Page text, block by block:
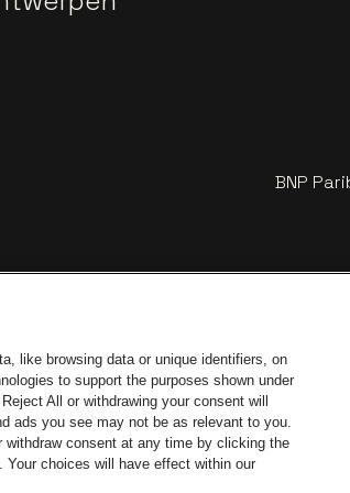
BNP
de website van JupilerGa naar de
like browsing data or unique identifiers, on
to support the purposes shown under
All or withdrawing your consent will
ads you see may not be as relevant to you.
consent at any time by clicking the
choices will have effect within our